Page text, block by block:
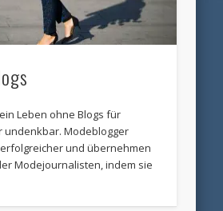
Leben ohne Blogs für
undenkbar. Modeblogger
und übernehmen
Modejournalisten, indem sie